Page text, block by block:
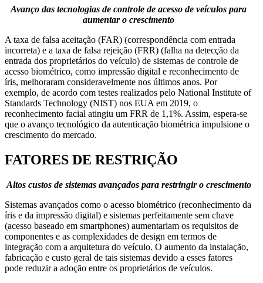
Avanço das tecnologias de controle de acesso de veículos para
aumentar o crescimento
A taxa de falsa aceitação (FAR) (correspondência com entrada
incorreta) e a taxa de falsa rejeição (FRR) (falha na detecção da
entrada dos proprietários do veículo) de sistemas de controle de
acesso biométrico, como impressão digital e reconhecimento de
íris, melhoraram consideravelmente nos últimos anos. Por
exemplo, de acordo com testes realizados pelo National Institute of
Standards Technology (NIST) nos EUA em 2019, o
reconhecimento facial atingiu um FRR de 1,1%. Assim, espera-se
que o avanço tecnológico da autenticação biométrica impulsione o
crescimento do mercado.
FATORES DE RESTRIÇÃO
Altos custos de sistemas avançados para restringir o crescimento
Sistemas avançados como o acesso biométrico (reconhecimento da
íris e da impressão digital) e sistemas perfeitamente sem chave
(acesso baseado em smartphones) aumentariam os requisitos de
componentes e as complexidades de design em termos de
integração com a arquitetura do veículo. O aumento da instalação,
fabricação e custo geral de tais sistemas devido a esses fatores
pode reduzir a adoção entre os proprietários de veículos.